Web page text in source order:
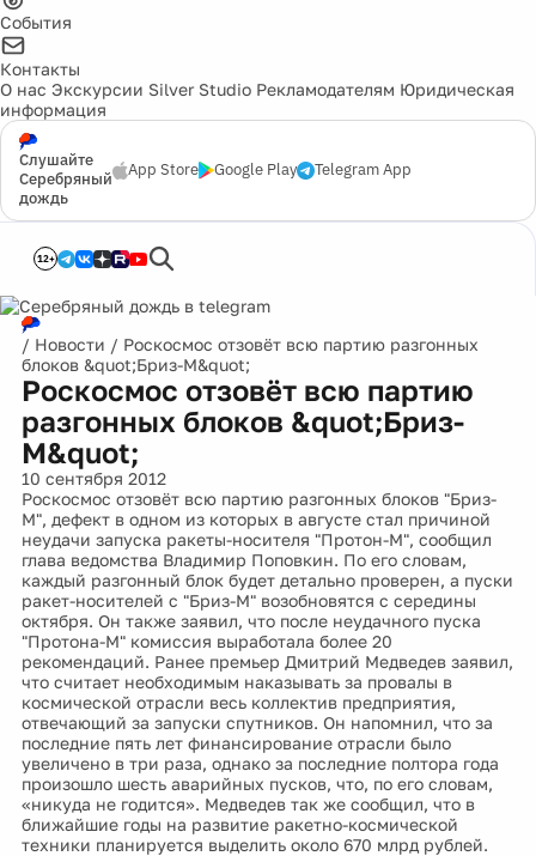
События
Контакты
О нас Экскурсии Silver Studio Рекламодателям Юридическая
информация
Слушайте
Серебряный
дождь
App Store Google Play Telegram App
12+
/ Новости / Роскосмос отзовёт всю партию разгонных
блоков &quot;Бриз-М&quot;
Роскосмос отзовёт всю партию
разгонных блоков &quot;Бриз-
М&quot;
10 сентября 2012
Роскосмос отзовёт всю партию разгонных блоков "Бриз-
М", дефект в одном из которых в августе стал причиной
неудачи запуска ракеты-носителя "Протон-М", сообщил
глава ведомства Владимир Поповкин. По его словам,
каждый разгонный блок будет детально проверен, а пуски
ракет-носителей с "Бриз-М" возобновятся с середины
октября. Он также заявил, что после неудачного пуска
"Протона-М" комиссия выработала более 20
рекомендаций. Ранее премьер Дмитрий Медведев заявил,
что считает необходимым наказывать за провалы в
космической отрасли весь коллектив предприятия,
отвечающий за запуски спутников. Он напомнил, что за
последние пять лет финансирование отрасли было
увеличено в три раза, однако за последние полтора года
произошло шесть аварийных пусков, что, по его словам,
«никуда не годится». Медведев так же сообщил, что в
ближайшие годы на развитие ракетно-космической
техники планируется выделить около 670 млрд рублей.